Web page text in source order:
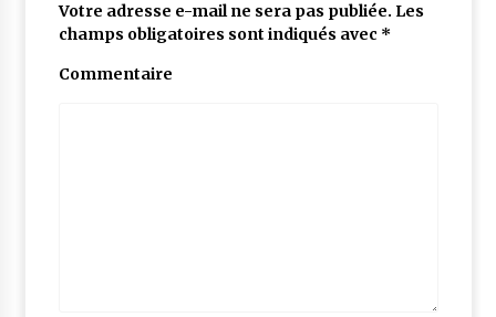
Votre adresse e-mail ne sera pas publiée. Les
champs obligatoires sont indiqués avec *
Commentaire